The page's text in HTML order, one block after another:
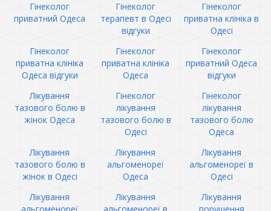
Гінеколог
приватний Одеса
Гінеколог
терапевт в Одесі
відгуки
Гінеколог
приватна клініка в
Одесі
Гінеколог
приватна клініка
Одеса відгуки
Гінеколог
приватна клініка
Одеса
Гінеколог
приватний Одеса
відгуки
Лікування
тазового болю в
жінок Одеса
Гінеколог
лікування
тазового болю в
Одесі
Гінеколог
лікування
тазового болю
Одеса
Лікування
тазового болю в
жінок в Одесі
Лікування
альгоменореї
Одеса
Лікування
альгоменореї в
Одесі
Лікування
Лікування
Лікування